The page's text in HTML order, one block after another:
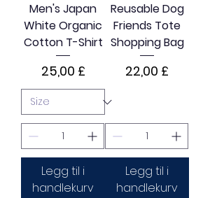
Men's Japan
White Organic
Cotton T-Shirt
Pris
25,00 £
Legg til i
handlekurv
Reusable Dog
Friends Tote
Shopping Bag
Pris
22,00 £
Legg til i
handlekurv